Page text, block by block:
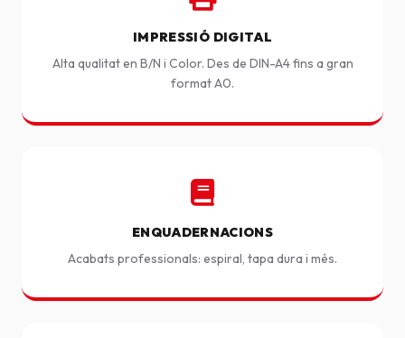
IMPRESSIÓ DIGITAL
Alta qualitat en B/N i Color. Des de DIN-A4 fins a gran
format A0.
ENQUADERNACIONS
Acabats professionals: espiral, tapa dura i més.